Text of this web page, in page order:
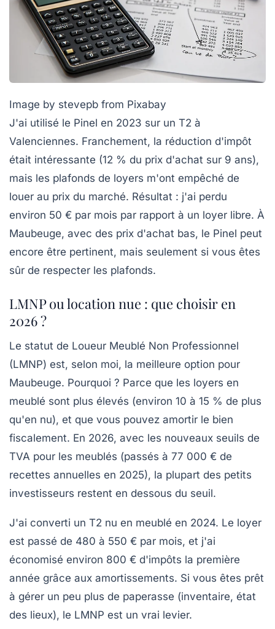
Image by stevepb from Pixabay
J'ai utilisé le Pinel en 2023 sur un T2 à
Valenciennes. Franchement, la réduction d'impôt
était intéressante (12 % du prix d'achat sur 9 ans),
mais les plafonds de loyers m'ont empêché de
louer au prix du marché. Résultat : j'ai perdu
environ 50 € par mois par rapport à un loyer libre. À
Maubeuge, avec des prix d'achat bas, le Pinel peut
encore être pertinent, mais seulement si vous êtes
sûr de respecter les plafonds.
LMNP ou location nue : que choisir en
2026 ?
Le statut de Loueur Meublé Non Professionnel
(LMNP) est, selon moi, la meilleure option pour
Maubeuge. Pourquoi ? Parce que les loyers en
meublé sont plus élevés (environ 10 à 15 % de plus
qu'en nu), et que vous pouvez amortir le bien
fiscalement. En 2026, avec les nouveaux seuils de
TVA pour les meublés (passés à 77 000 € de
recettes annuelles en 2025), la plupart des petits
investisseurs restent en dessous du seuil.
J'ai converti un T2 nu en meublé en 2024. Le loyer
est passé de 480 à 550 € par mois, et j'ai
économisé environ 800 € d'impôts la première
année grâce aux amortissements. Si vous êtes prêt
à gérer un peu plus de paperasse (inventaire, état
des lieux), le LMNP est un vrai levier.